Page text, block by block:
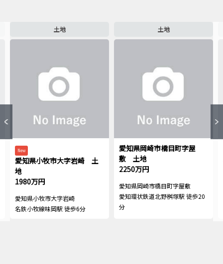
土地
New
愛知県小牧市大字岩崎 土
地
1980万円
愛知県小牧市大字岩崎
名鉄小牧線味岡駅 徒歩6分
土地
愛知県岡崎市橋目町字屋
敷 土地
2250万円
愛知県岡崎市橋目町字屋敷
愛知環状鉄道北野桝塚駅 徒歩20
分